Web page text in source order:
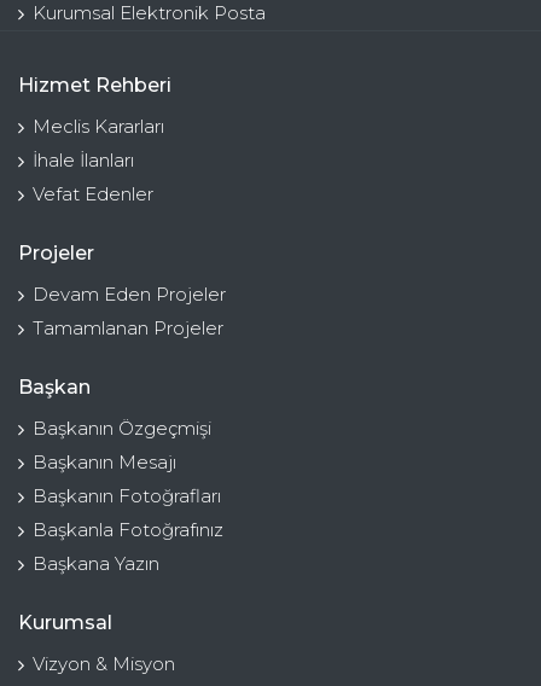
Kurumsal Elektronik Posta
Hizmet Rehberi
Meclis Kararları
İhale İlanları
Vefat Edenler
Projeler
Devam Eden Projeler
Tamamlanan Projeler
Başkan
Başkanın Özgeçmişi
Başkanın Mesajı
Başkanın Fotoğrafları
Başkanla Fotoğrafınız
Başkana Yazın
Kurumsal
Vizyon & Misyon